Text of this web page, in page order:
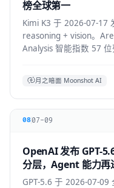
榜全球第一
Kimi K3 于 2026-07-17
reasoning + vision。
Analysis 智能指数 57
月之暗面 Moonshot AI
0807-09
OpenAI 发布 GPT-
分层，Agent 能力再
GPT-5.6 于 2026-07-09